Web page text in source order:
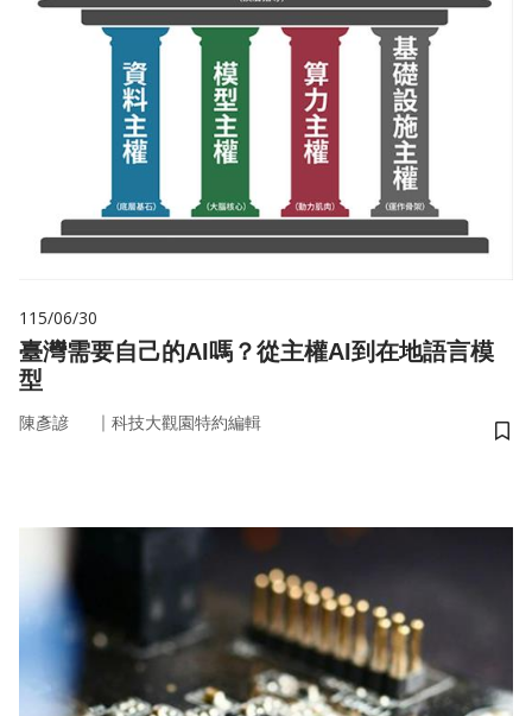
115/06/30
臺灣需要自己的AI嗎？從主權AI到在地語言模
型
陳彥諺 ｜ 科技大觀園特約編輯
儲